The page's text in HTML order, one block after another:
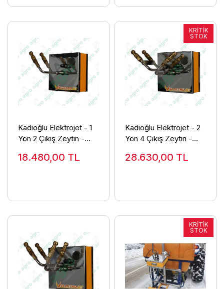
Kadıoğlu Elektrojet - 1
Yön 2 Çıkış Zeytin -
Pulverizatörü (Damla
18.480,00 TL
Kadıoğlu Elektrojet - 2
Yön 4 Çıkış Zeytin -
Pulverizatörü
28.630,00 TL